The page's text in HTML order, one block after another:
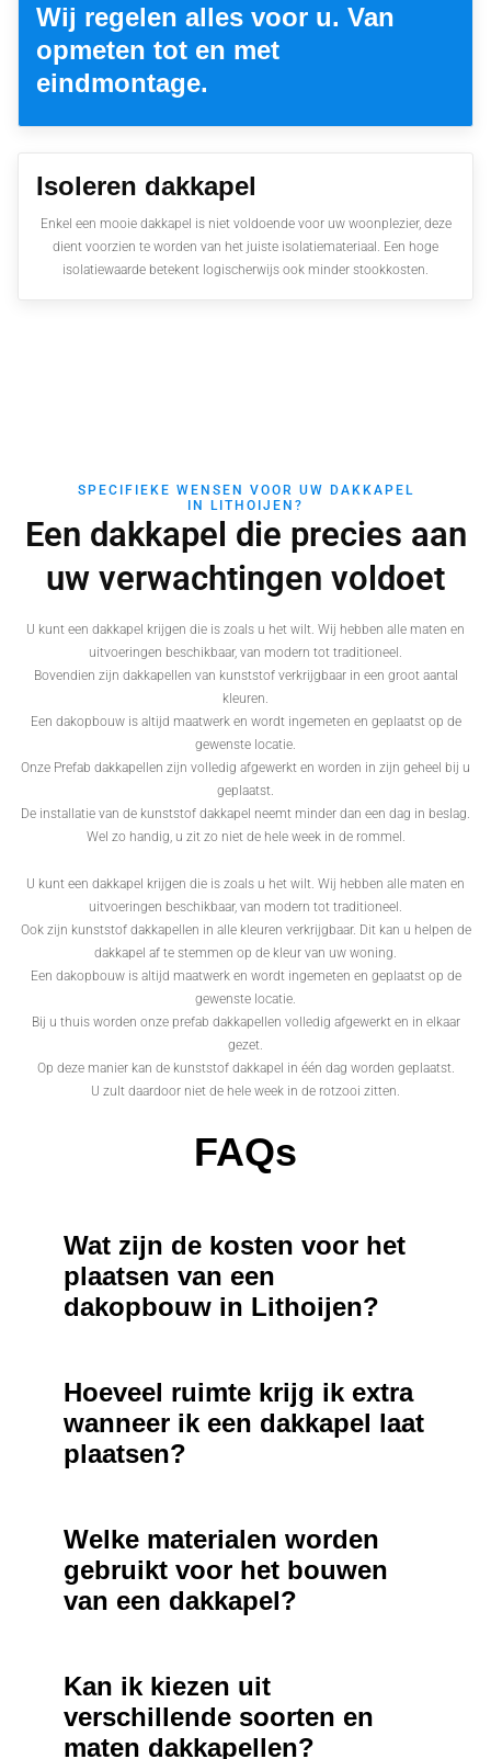
Wij regelen alles voor u. Van
opmeten tot en met
eindmontage.
Isoleren dakkapel
Enkel een mooie dakkapel is niet voldoende voor uw woonplezier, deze
dient voorzien te worden van het juiste isolatiemateriaal. Een hoge
isolatiewaarde betekent logischerwijs ook minder stookkosten.
SPECIFIEKE WENSEN VOOR UW DAKKAPEL
IN LITHOIJEN?
Een dakkapel die precies aan
uw verwachtingen voldoet
U kunt een dakkapel krijgen die is zoals u het wilt. Wij hebben alle maten en
uitvoeringen beschikbaar, van modern tot traditioneel.
Bovendien zijn dakkapellen van kunststof verkrijgbaar in een groot aantal
kleuren.
Een dakopbouw is altijd maatwerk en wordt ingemeten en geplaatst op de
gewenste locatie.
Onze Prefab dakkapellen zijn volledig afgewerkt en worden in zijn geheel bij u
geplaatst.
De installatie van de kunststof dakkapel neemt minder dan een dag in beslag.
Wel zo handig, u zit zo niet de hele week in de rommel.
U kunt een dakkapel krijgen die is zoals u het wilt. Wij hebben alle maten en
uitvoeringen beschikbaar, van modern tot traditioneel.
Ook zijn kunststof dakkapellen in alle kleuren verkrijgbaar. Dit kan u helpen de
dakkapel af te stemmen op de kleur van uw woning.
Een dakopbouw is altijd maatwerk en wordt ingemeten en geplaatst op de
gewenste locatie.
Bij u thuis worden onze prefab dakkapellen volledig afgewerkt en in elkaar
gezet.
Op deze manier kan de kunststof dakkapel in één dag worden geplaatst.
U zult daardoor niet de hele week in de rotzooi zitten.
FAQs
Wat zijn de kosten voor het
plaatsen van een
dakopbouw in Lithoijen?
Hoeveel ruimte krijg ik extra
wanneer ik een dakkapel laat
plaatsen?
Welke materialen worden
gebruikt voor het bouwen
van een dakkapel?
Kan ik kiezen uit
verschillende soorten en
maten dakkapellen?